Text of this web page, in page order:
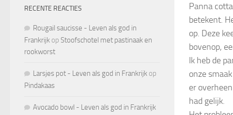
Panna
betekent.
op. Deze
bovenop,
Ik heb de
onze
er
had gelijk.
RECENTE REACTIES
Rougail saucisse - Leven als god in
Frankrijk op Stoofschotel met pastinaak en
rookworst
Larsjes pot - Leven als god in Frankrijk op
Pindakaas
Avocado bowl - Leven als god in Frankrijk